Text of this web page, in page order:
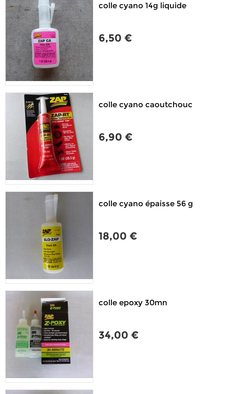
colle cyano 14g liquide
6,50 €
colle cyano caoutchouc
6,90 €
colle cyano épaisse 56 g
18,00 €
colle epoxy 30mn
34,00 €